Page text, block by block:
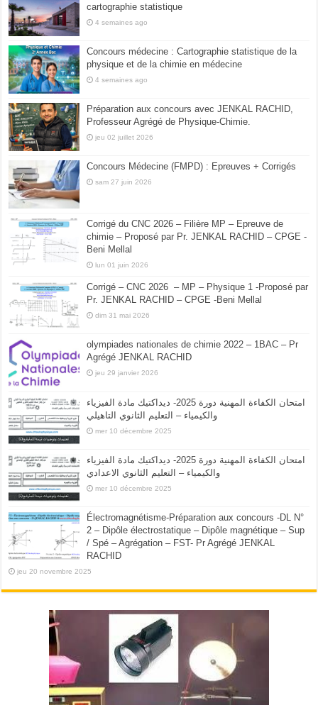
cartographie statistique
4 semaines ago
Concours médecine : Cartographie statistique de la
physique et de la chimie en médecine
4 semaines ago
Préparation aux concours avec JENKAL RACHID,
Professeur Agrégé de Physique-Chimie.
jeu 02 juillet 2026
Concours Médecine (FMPD) : Epreuves + Corrigés
sam 27 juin 2026
Corrigé du CNC 2026 – Filière MP – Epreuve de
chimie – Proposé par Pr. JENKAL RACHID – CPGE -
Beni Mellal
lun 01 juin 2026
Corrigé – CNC 2026 – MP – Physique 1 -Proposé par
Pr. JENKAL RACHID – CPGE -Beni Mellal
dim 31 mai 2026
olympiades nationales de chimie 2022 – 1BAC – Pr
Agrégé JENKAL RACHID
jeu 29 janvier 2026
امتحان الكفاءة المهنية دورة 2025- ديداكتيك مادة الفيزياء
والكيمياء – التعليم الثانوي التاهيلي
mer 10 décembre 2025
امتحان الكفاءة المهنية دورة 2025- ديداكتيك مادة الفيزياء
والكيمياء – التعليم الثانوي الاعدادي
mer 10 décembre 2025
Électromagnétisme-Préparation aux concours -DL N°
2 – Dipôle électrostatique – Dipôle magnétique – Sup
/ Spé – Agrégation – FST- Pr Agrégé JENKAL
RACHID
jeu 20 novembre 2025